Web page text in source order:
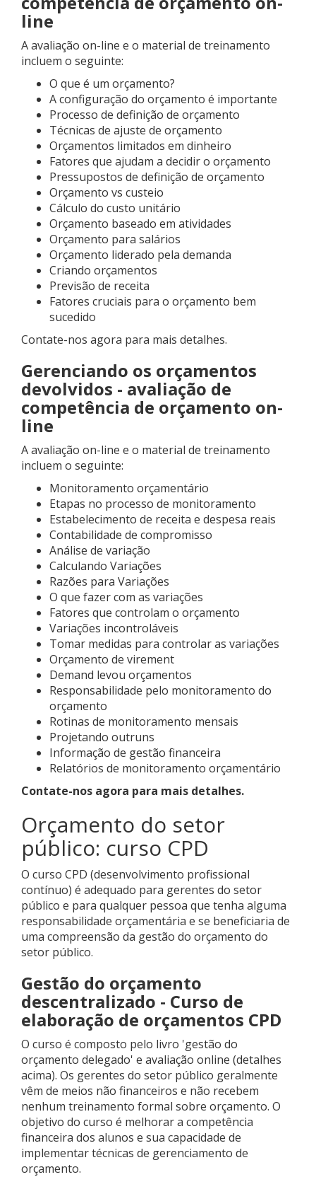
line
A avaliação on-line e o material de treinamento
incluem o seguinte:
O que é um orçamento?
A configuração do orçamento é importante
Processo de definição de orçamento
Técnicas de ajuste de orçamento
Orçamentos limitados em dinheiro
Fatores que ajudam a decidir o orçamento
Pressupostos de definição de orçamento
Orçamento vs custeio
Cálculo do custo unitário
Orçamento baseado em atividades
Orçamento para salários
Orçamento liderado pela demanda
Criando orçamentos
Previsão de receita
Fatores cruciais para o orçamento bem
sucedido
Contate-nos agora para mais detalhes.
Gerenciando os orçamentos
devolvidos - avaliação de
competência de orçamento on-
line
A avaliação on-line e o material de treinamento
incluem o seguinte:
Monitoramento orçamentário
Etapas no processo de monitoramento
Estabelecimento de receita e despesa reais
Contabilidade de compromisso
Análise de variação
Calculando Variações
Razões para Variações
O que fazer com as variações
Fatores que controlam o orçamento
Variações incontroláveis
Tomar medidas para controlar as variações
Orçamento de virement
Demand levou orçamentos
Responsabilidade pelo monitoramento do
orçamento
Rotinas de monitoramento mensais
Projetando outruns
Informação de gestão financeira
Relatórios de monitoramento orçamentário
Contate-nos agora para mais detalhes.
Orçamento do setor
público: curso CPD
O curso CPD (desenvolvimento profissional
contínuo) é adequado para gerentes do setor
público e para qualquer pessoa que tenha alguma
responsabilidade orçamentária e se beneficiaria de
uma compreensão da gestão do orçamento do
setor público.
Gestão do orçamento
descentralizado - Curso de
elaboração de orçamentos CPD
O curso é composto pelo livro 'gestão do
orçamento delegado' e avaliação online (detalhes
acima). Os gerentes do setor público geralmente
vêm de meios não financeiros e não recebem
nenhum treinamento formal sobre orçamento. O
objetivo do curso é melhorar a competência
financeira dos alunos e sua capacidade de
implementar técnicas de gerenciamento de
orçamento.